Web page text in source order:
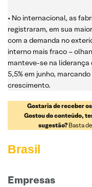
• No internacional, as
registraram, em sua
com a demanda no
interno mais fraco –
manteve-se na liderança
5,5% em junho,
crescimento.
Gostaria de receber
Gostou do conteúdo,
sugestão?Basta
Brasil
Empresas